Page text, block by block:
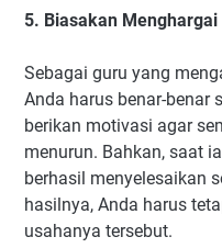
5. Biasakan
Sebagai guru yang
Anda harus benar-benar
berikan motivasi agar
menurun. Bahkan, saat
berhasil menyelesaikan
hasilnya, Anda harus
usahanya tersebut.